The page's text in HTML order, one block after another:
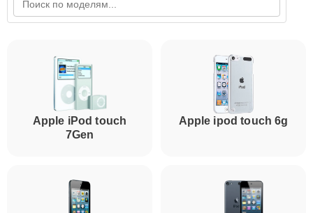
Apple iPod touch
7Gen
Apple ipod touch 6g